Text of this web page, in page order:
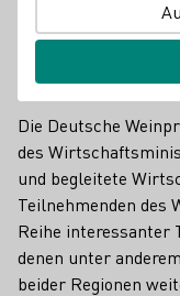
Die Deutsche
Italienischen
Englisch und Italiensch.
Die Deutsche
des
und begleitete
Teilnehmenden des
Reihe interessanter
denen unter
beider Regionen